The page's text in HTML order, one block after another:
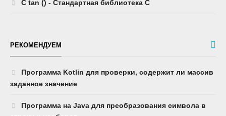
C tan () - Стандартная библиотека C
РЕКОМЕНДУЕМ
Программа Kotlin для проверки, содержит ли массив
заданное значение
Программа на Java для преобразования символа в